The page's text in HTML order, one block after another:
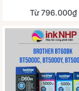
Từ 796.000₫